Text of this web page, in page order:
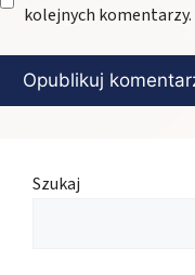
kolejnych komentarzy.
Szukaj